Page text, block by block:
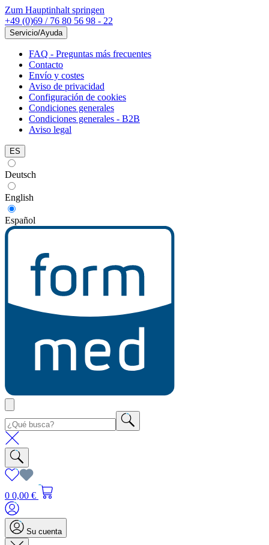
Zum Hauptinhalt springen
+49 (0)69 / 76 80 56 98 - 22
Servicio/Ayuda
FAQ - Preguntas más frecuentes
Contacto
Envío y costes
Aviso de privacidad
Configuración de cookies
Condiciones generales
Condiciones generales - B2B
Aviso legal
ES
Deutsch
English
Español
0 0,00 €
Su cuenta